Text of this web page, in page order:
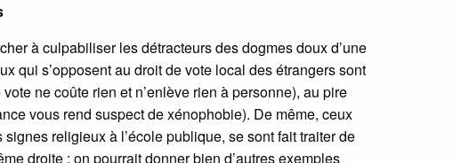
à culpabiliser les détracteurs des dogmes doux d’une
qui s’opposent au droit de vote local des étrangers sont
ne coûte rien et n’enlève rien à personne), au pire
vous rend suspect de xénophobie). De même, ceux
religieux à l’école publique, se sont fait traiter de
droite ; on pourrait donner bien d’autres exemples